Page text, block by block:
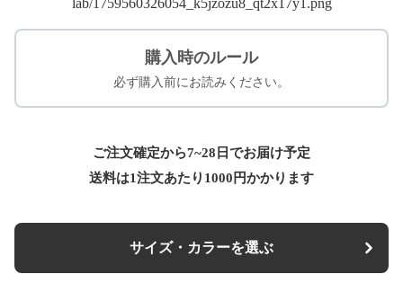
購入時のルール
必ず購入前にお読みください。
ご注文確定から7~28日でお届け予定
送料は1注文あたり 1000 円かかります
サイズ・カラーを選ぶ